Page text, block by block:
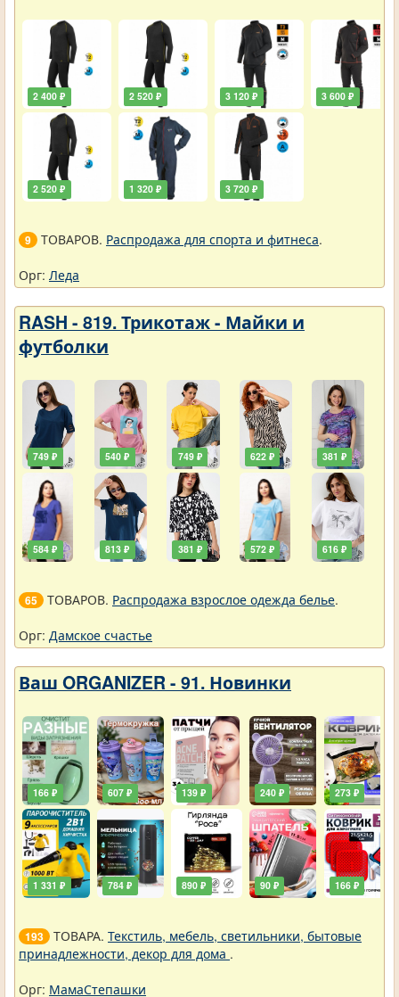
2 400 ₽
2 520 ₽
2 520 ₽
1 320 ₽
3 120 ₽
3 720 ₽
3 600 ₽
9 ТОВАРОВ. Распродажа для спорта и фитнеса.
Орг: Леда
RASH - 819. Трикотаж - Майки и
футболки
749 ₽
584 ₽
540 ₽
813 ₽
749 ₽
381 ₽
622 ₽
572 ₽
381 ₽
616 ₽
65 ТОВАРОВ. Распродажа взрослое одежда белье.
Орг: Дамское счастье
Ваш ORGANIZER - 91. Новинки
166 ₽
1 331 ₽
607 ₽
784 ₽
139 ₽
890 ₽
240 ₽
90 ₽
273 ₽
166 ₽
193 ТОВАРА. Текстиль, мебель, светильники, бытовые
принадлежности, декор для дома .
Орг: МамаСтепашки